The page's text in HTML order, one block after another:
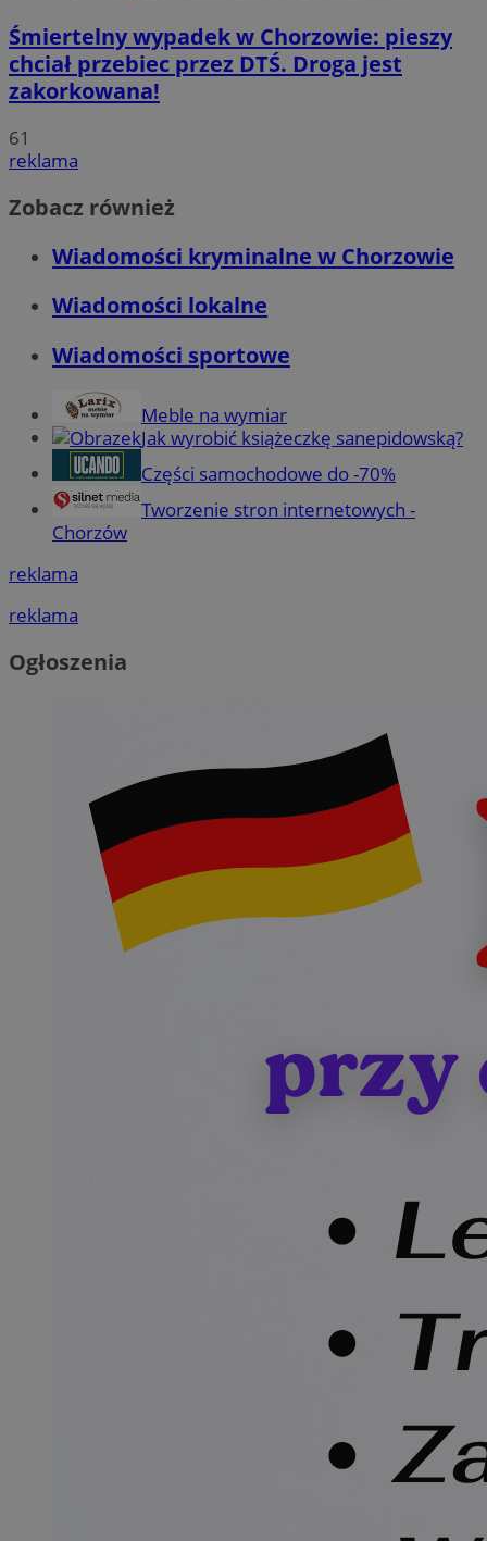
Śmiertelny wypadek w Chorzowie: pieszy
chciał przebiec przez DTŚ. Droga jest
zakorkowana!
61
reklama
Zobacz również
Wiadomości kryminalne w Chorzowie
Wiadomości lokalne
Wiadomości sportowe
Meble na wymiar
Jak wyrobić książeczkę sanepidowską?
Części samochodowe do -70%
Tworzenie stron internetowych -
Chorzów
reklama
reklama
Ogłoszenia